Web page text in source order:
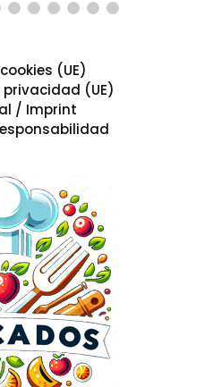
(UE)
(UE)
/ Imprint